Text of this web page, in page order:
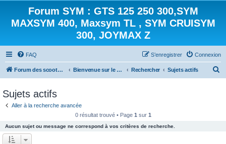
Forum SYM : GTS 125 250 300,SYM
MAXSYM 400, Maxsym TL , SYM CRUISYM
300, JOYMAX Z
FAQ Connexion
S’enregistrer
Forum des scooters SYM - GTS -MAXSYM - CRUISYM - JOYMAX - Maxsym TL Bienvenue sur le forum des scooters de la gamme SYM Rechercher Sujets actifs
Sujets actifs
Aller à la recherche avancée
0 résultat trouvé • Page 1 sur 1
Aucun sujet ou message ne correspond à vos critères de recherche.